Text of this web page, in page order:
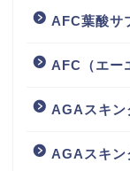
AFC葉酸サ
AFC（エー
AGAスキン
AGAスキン